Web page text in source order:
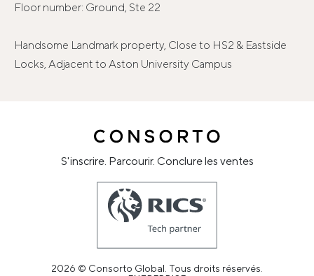
Floor number: Ground, Ste 22
Handsome Landmark property, Close to HS2 & Eastside
Locks, Adjacent to Aston University Campus
S'inscrire. Parcourir. Conclure les ventes
2026 © Consorto Global. Tous droits réservés.